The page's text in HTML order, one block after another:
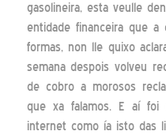
gasolineira, esta veulle
entidade financeira que
formas, non lle quixo
semana despois volveu
de cobro a morosos
que xa falamos. E aí foi
internet como ía isto das